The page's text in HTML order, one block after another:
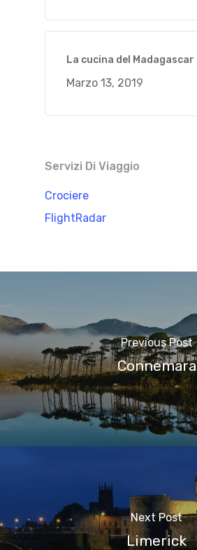
La cucina del Madagascar
Marzo 13, 2019
Servizi Di Viaggio
Crociere
FlightRadar
Previous Post
Connemara
Next Post
Limerick